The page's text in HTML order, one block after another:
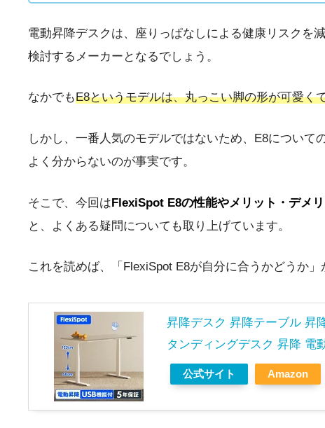
電動昇降デスクは、座りっぱなしによる健康リスクを
検討するメーカーとなるでしょう。
なかでもE8というモデルは、丸っこい脚の形が可愛く
しかし、一番人気のモデルではないため、E8につい
よく分からないのが事実です。
そこで、今回はFlexiSpot E8の性能やメリット・デメ
と、よくある疑問についても取り上げています。
これを読めば、「FlexiSpot E8が自分に合うかどうか」
昇降デスク 昇降テーブル 昇
タンディングデスク 昇降 電
公式サイト Amazon